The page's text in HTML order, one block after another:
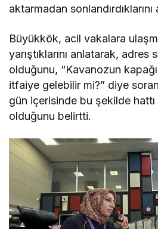
aktarmadan sonlandırdıklarını
Büyükkök, acil vakalara
yarıştıklarını anlatarak,
olduğunu, “Kavanozun
itfaiye gelebilir mi?” diye
gün içerisinde bu şekilde hattı
olduğunu belirtti.